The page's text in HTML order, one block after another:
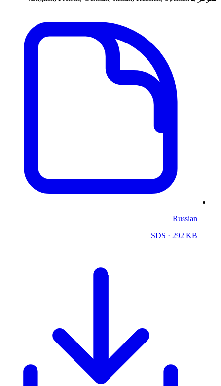
Russian
SDS · 292 KB